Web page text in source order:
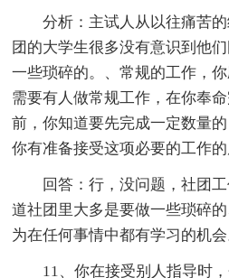
分析：主试人从以往痛苦的
团的大学生很多没有意识到他
一些琐碎的。、常规的工作，
需要有人做常规工作，在你奉
前，你知道要先完成一定数量
你有准备接受这项必要的工作的
回答：行，没问题，社团工
道社团里大多是要做一些琐碎
为在任何事情中都有学习的机会
11、你在接受别人指导时，